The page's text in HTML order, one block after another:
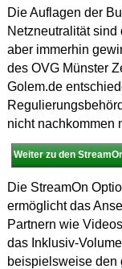
Die Auflagen der
Netzneutralität sind
aber immerhin
des OVG Münster
Golem.de
nicht nachkommen
Weiter zu den
Die StreamOn
ermöglicht das
Partnern wie
das Inklusiv-
beispielsweise den